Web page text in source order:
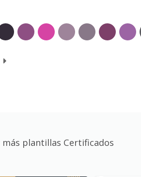
más plantillas Certificados